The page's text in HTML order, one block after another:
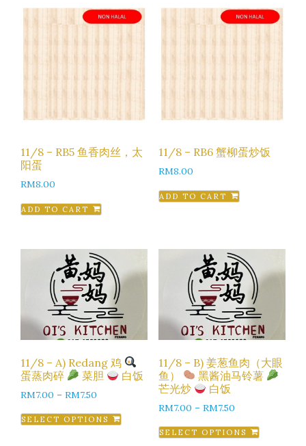
11/8 – RB5 鱼香肉丝，太
阳蛋
RM8.00
ADD TO CART
11/8 – RB6 蟹柳蛋炒饭
RM8.00
ADD TO CART
11/8 – A) Redang 鸡
蛋蒸肉碎
菜胆 白饭
RM7.00 – RM7.50
SELECT OPTIONS
11/8 – B) 姜葱鱼肉（大眼
鱼）
黑酱油马铃薯
芒光炒
白饭
RM7.00 – RM7.50
SELECT OPTIONS